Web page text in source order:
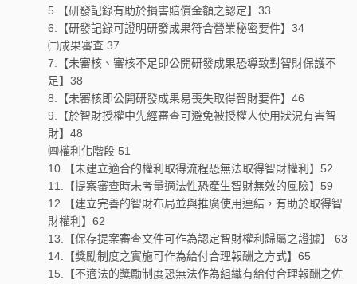
5.【研發記錄有助於損害賠償金額之認定】33
6.【研發記錄可證明研發成果符合營業秘密要件】34
㈢成果審查 37
7.【未審核、審核不足即公開研發成果恐導致對智財保護不
足】38
8.【未審核即公開研發成果易喪失取得智財要件】46
9.【於智財授權中先經審查可避免被授權人使用狀況有害智
財】48
㈣權利化階段 51
10.【未建立適合的權利取得流程恐無法取得智財權利】52
11.【提案審查時未考量適法性恐產生智財無效的風險】59
12.【建立完善的智財布局並與推廣使用連結，有助於取得智
財權利】62
13.【保存提案審查文件可作為認定智財權利歸屬之證據】 63
14.【獎勵制度之實施可作為給付合理報酬之方式】65
15.【不適法的獎勵制度恐無法作為組織有給付合理報酬之佐